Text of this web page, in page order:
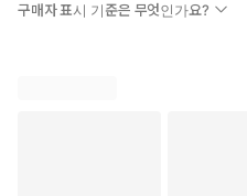
구매자 표시 기준은 무엇인가요?